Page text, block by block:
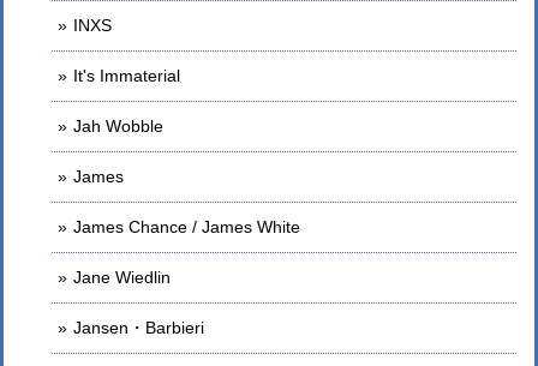
INXS
It's Immaterial
Jah Wobble
James
James Chance / James White
Jane Wiedlin
Jansen・Barbieri